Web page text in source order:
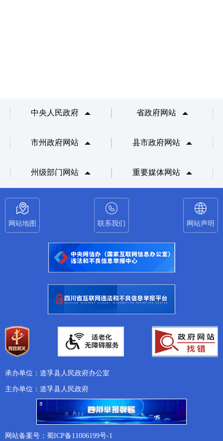
中央人民政府 省政府网站
市州政府网站 县市政府网站
州级部门网站 重要媒体网站
网站地图 联系我们 网站声明
承办单位：道孚县人民政府办公室
主办单位：道孚县人民政府
网站备案号：蜀ICP备11006199号-1